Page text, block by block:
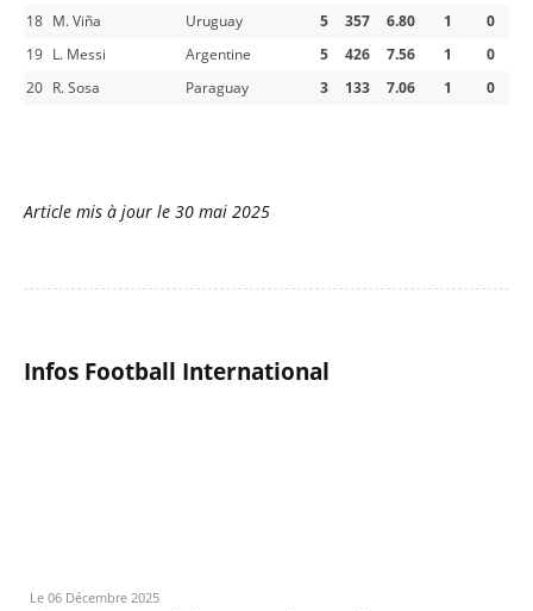
18 M. Viña Uruguay 5 357 6.80 1
0
19 L. Messi Argentine 5 426 7.56 1
0
20 R. Sosa Paraguay 3 133 7.06 1 0
Article mis à jour le 30 mai 2025
Infos Football International
Le 06 Décembre 2025